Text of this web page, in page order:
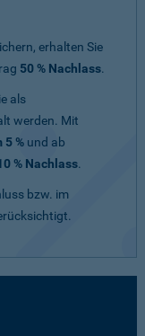
erhalten Sie
50 % Nachlass.
als
werden. Mit
% und ab
% Nachlass.
bzw. im